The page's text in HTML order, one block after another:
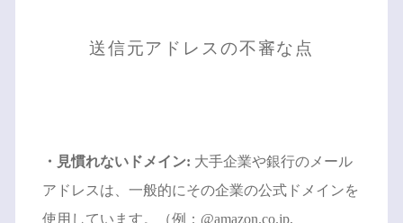
送信元アドレスの不審な点
・見慣れないドメイン: 大手企業や銀行のメール
アドレスは、一般的にその企業の公式ドメインを
使用しています。（例：@amazon.co.jp,